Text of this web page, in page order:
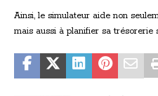
Ainsi, le simulateur aide non
mais aussi à planifier sa trésorerie